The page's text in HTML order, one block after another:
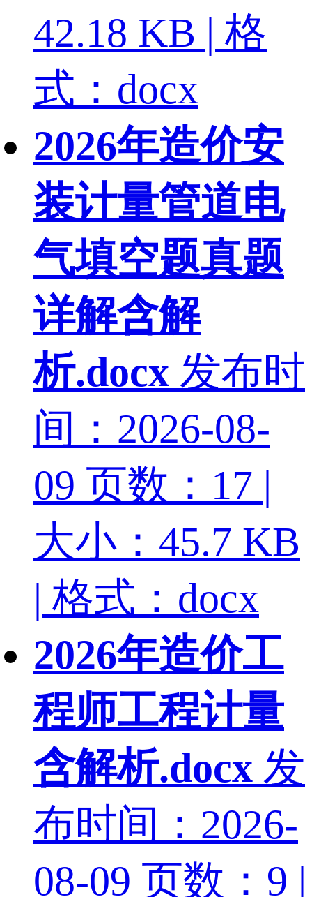
42.18 KB | 格
式：docx
2026年造价安
装计量管道电
气填空题真题
详解含解
析.docx 发布时
间：2026-08-
09 页数：17 |
大小：45.7 KB
| 格式：docx
2026年造价工
程师工程计量
含解析.docx 发
布时间：2026-
08-09 页数：9 |